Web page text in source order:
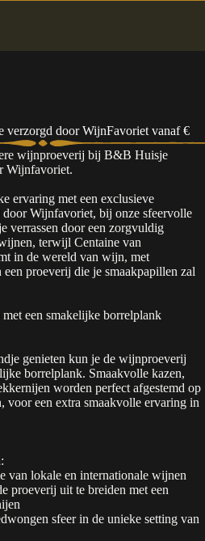
verzorgd door WijnFavoriet vanaf €
wijnproeverij bij B&B Huisje
Wijnfavoriet.
ervaring met een exclusieve
Wijnfavoriet, bij onze sfeervolle
verrassen door een zorgvuldig
terwijl Centaine van
in de wereld van wijn, met
een proeverij die je smaakpapillen zal
een smakelijke borrelplank
genieten kun je de wijnproeverij
borrelplank. Smaakvolle kazen,
worden perfect afgestemd op
voor een extra smaakvolle ervaring in
van lokale en internationale wijnen
proeverij uit te breiden met een
sfeer in de unieke setting van